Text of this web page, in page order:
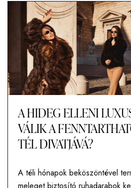
A HIDEG ELLENI
VÁLIK A
TÉL DIVATJÁVÁ?
A téli hónapok beköszöntével